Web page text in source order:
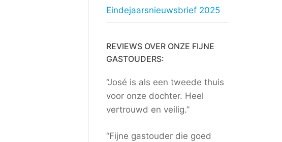
Eindejaarsnieuwsbrief 2025
REVIEWS OVER ONZE FIJNE
GASTOUDERS:
“José is als een tweede thuis
voor onze dochter. Heel
vertrouwd en veilig.”
“Fijne gastouder die goed